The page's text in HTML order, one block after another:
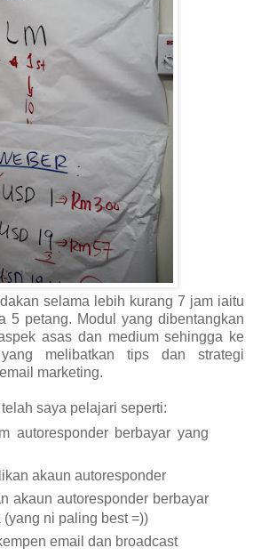
selama lebih kurang 7 jam iaitu
5 petang. Modul yang dibentangkan
asas dan medium sehingga ke
melibatkan tips dan strategi
marketing.
saya pelajari seperti:
autoresponder berbayar yang
akaun autoresponder
akaun autoresponder berbayar
ni paling best =))
email dan broadcast